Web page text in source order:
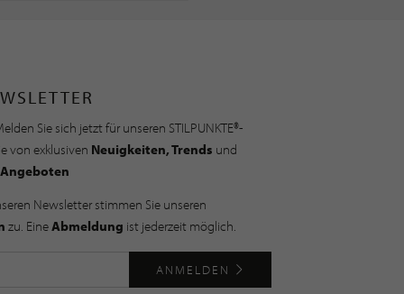
Sie sich jetzt für unseren STILPUNKTE®-
von exklusiven Neuigkeiten, Trends und
Angeboten
Newsletter stimmen Sie unseren
zu. EineAbmeldung ist jederzeit möglich.
ANMELDEN